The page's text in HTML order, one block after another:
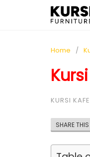
Home
KURSI
SHARE THIS